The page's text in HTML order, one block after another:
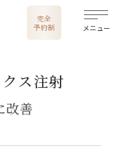
完全
予約制
メニュー
ス注射
改善